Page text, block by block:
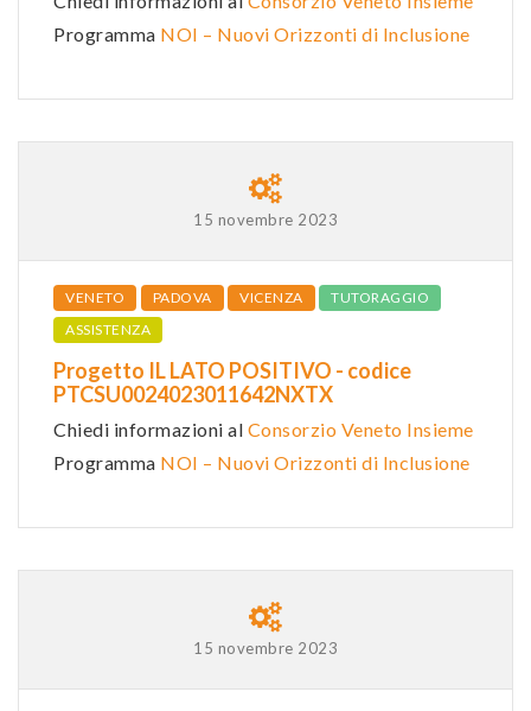
Programma NOI – Nuovi Orizzonti di Inclusione
15 novembre 2023
VENETO PADOVA VICENZA
TUTORAGGIO
ASSISTENZA
Progetto IL LATO POSITIVO - codice
PTCSU0024023011642NXTX
Chiedi informazioni al Consorzio Veneto Insieme
Programma NOI – Nuovi Orizzonti di Inclusione
15 novembre 2023